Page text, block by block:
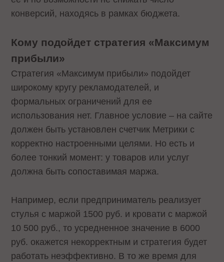
конверсий, находясь в рамках бюджета.
Кому подойдет стратегия «Максимум
прибыли»
Стратегия «Максимум прибыли» подойдет
широкому кругу рекламодателей, и
формальных ограничений для ее
использования нет. Главное условие – на сайте
должен быть установлен счетчик Метрики с
корректно настроенными целями. Но есть и
более тонкий момент: у товаров или услуг
должна быть сопоставимая маржа.
Например, если предприниматель реализует
стулья с маржой 1500 руб. и кровати с маржой
10 500 руб., то усредненное значение в 6000
руб. окажется некорректным и стратегия будет
работать неэффективно. В то же время для